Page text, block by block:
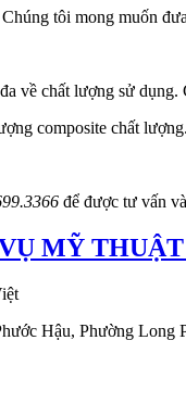
tôi mong muốn
về chất lượng sử
composite chất
để được tư vấn
MỸ
Hậu, Phường Long